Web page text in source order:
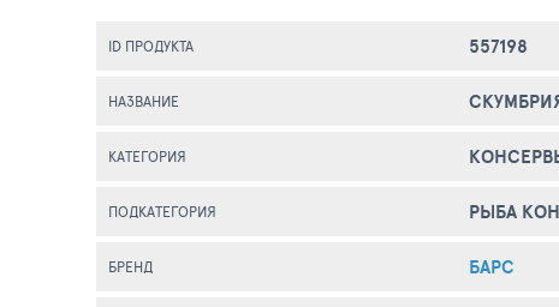
ID ПРОДУКТА 557198
НАЗВАНИЕ
КАТЕГОРИЯ
ПОДКАТЕГОРИЯ РЫБА
БРЕНД БАРС